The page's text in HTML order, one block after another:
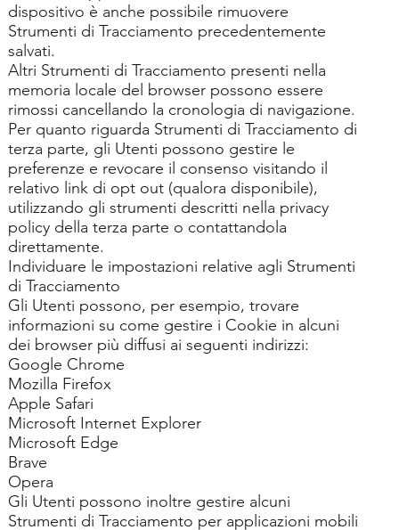
dispositivo è anche possibile rimuovere
Strumenti di Tracciamento precedentemente
salvati.
Altri Strumenti di Tracciamento presenti nella
memoria locale del browser possono essere
rimossi cancellando la cronologia di navigazione.
Per quanto riguarda Strumenti di Tracciamento di
terza parte, gli Utenti possono gestire le
preferenze e revocare il consenso visitando il
relativo link di opt out (qualora disponibile),
utilizzando gli strumenti descritti nella privacy
policy della terza parte o contattandola
direttamente.
Individuare le impostazioni relative agli Strumenti
di Tracciamento
Gli Utenti possono, per esempio, trovare
informazioni su come gestire i Cookie in alcuni
dei browser più diffusi ai seguenti indirizzi:
Google Chrome
Mozilla Firefox
Apple Safari
Microsoft Internet Explorer
Microsoft Edge
Brave
Opera
Gli Utenti possono inoltre gestire alcuni
Strumenti di Tracciamento per applicazioni mobili